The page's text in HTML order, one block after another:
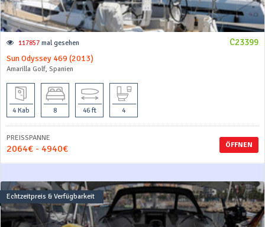
C23399
117857 mal gesehen
Sun Odyssey 469 (2013)
Amarilla Golf, Spanien
4 Kab 8 46 ft 4
ÖFFNEN
PREISSPANNE
2064€ - 4940€
Echtzeitpreis & Verfügbarkeit